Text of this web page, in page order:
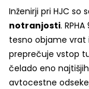
Inženirji pri HJC so
notranjosti.
tesno objame vrat
preprečuje vstop
čelado eno
avtocestne